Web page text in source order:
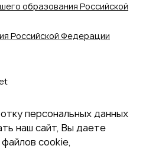
образования Российской
Российской Федерации
персональных данных
наш сайт, Вы даете
cookie,